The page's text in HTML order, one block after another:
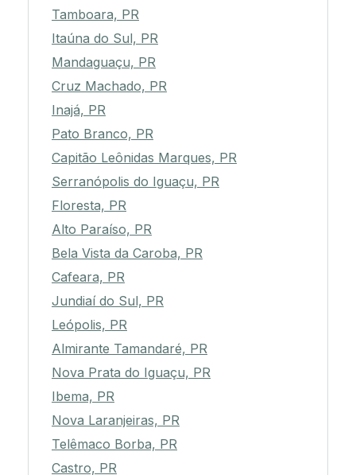
Tamboara, PR
Itaúna do Sul, PR
Mandaguaçu, PR
Cruz Machado, PR
Inajá, PR
Pato Branco, PR
Capitão Leônidas Marques, PR
Serranópolis do Iguaçu, PR
Floresta, PR
Alto Paraíso, PR
Bela Vista da Caroba, PR
Cafeara, PR
Jundiaí do Sul, PR
Leópolis, PR
Almirante Tamandaré, PR
Nova Prata do Iguaçu, PR
Ibema, PR
Nova Laranjeiras, PR
Telêmaco Borba, PR
Castro, PR